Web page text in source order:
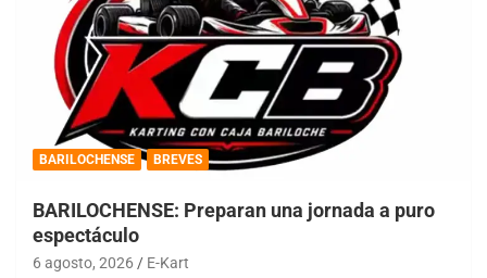
BARILOCHENSE BREVES
BARILOCHENSE: Preparan una jornada a puro
espectáculo
6 agosto, 2026 E-Kart